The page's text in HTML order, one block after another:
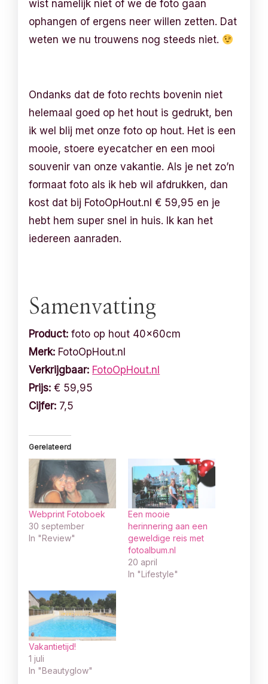
wist namelijk niet of we de foto gaan
ophangen of ergens neer willen zetten. Dat
weten we nu trouwens nog steeds niet.
Ondanks dat de foto rechts bovenin niet
helemaal goed op het hout is gedrukt, ben
ik wel blij met onze foto op hout. Het is een
mooie, stoere eyecatcher en een mooi
souvenir van onze vakantie. Als je net zo’n
formaat foto als ik heb wil afdrukken, dan
kost dat bij FotoOpHout.nl € 59,95 en je
hebt hem super snel in huis. Ik kan het
iedereen aanraden.
Samenvatting
Product: foto op hout 40x60cm
Merk: FotoOpHout.nl
Verkrijgbaar: FotoOpHout.nl
Prijs:€ 59,95
Cijfer: 7,5
Gerelateerd
Webprint Fotoboek
30 september
In "Review"
Een mooie
herinnering aan een
geweldige reis met
fotoalbum.nl
20 april
In "Lifestyle"
Vakantietijd!
1 juli
In "Beautyglow"